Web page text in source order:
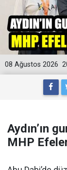
08 Ağustos 2026
Aydın’ın
MHP